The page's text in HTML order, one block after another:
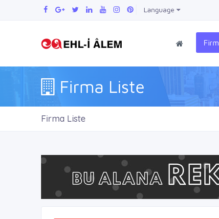
Language
Firma Liste
Firma Liste